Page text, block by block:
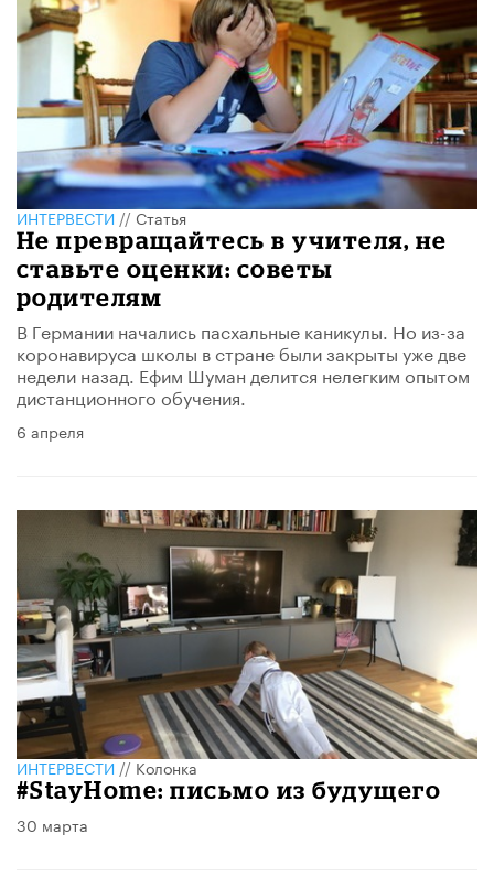
ИНТЕРВЕСТИ//Статья
Не превращайтесь в учителя, не
ставьте оценки: советы
родителям
В Германии начались пасхальные каникулы. Но из-за
коронавируса школы в стране были закрыты уже две
недели назад. Ефим Шуман делится нелегким опытом
дистанционного обучения.
6 апреля
ИНТЕРВЕСТИ//Колонка
#StayHome: письмо из будущего
30 марта